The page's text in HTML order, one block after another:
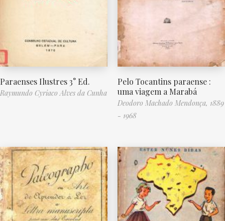
Paraenses Ilustres 3° Ed.
Raymundo Cyriaco Alves da Cunha
Pelo Tocantins paraense :
uma viagem a Marabá
Deodoro Machado Mendonça, 1889
- 1968